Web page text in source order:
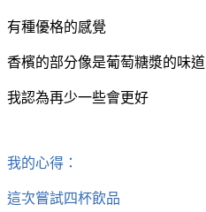
有種優格的感覺
香檳的部分像是葡萄糖漿的味道
我認為再少一些會更好
我的心得：
這次嘗試四杯飲品